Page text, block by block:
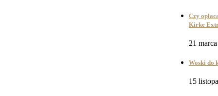
Czy
Kirke
21
Woski do
15